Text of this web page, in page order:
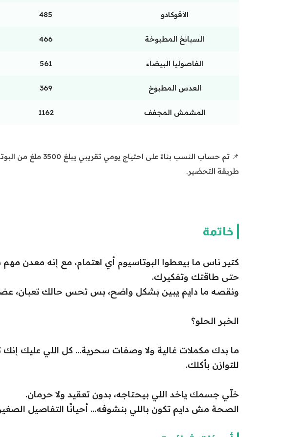
الأفوكادو 485
السبانخ المطبوخة 466
الفاصوليا البيضاء 561
العدس المطبوخ 369
المشمش المجفف 1162
📌 تم حساب النسب بناءً
طريقة التحضير.
خاتمة
كتير ناس ما بيعطوا البوتاسيوم أي اهتمام، مع إنه معدن
حتى طاقتك وتفكيرك.
ونقصه ما دايم يبين بشكل واضح، بس تحس حالك تعبان،
الخبر الحلو؟
ما بدك مكملات غالية ولا وصفات سحرية… كل اللي عليك
للتوازن بأكلك.
خلّي جسمك ياخد اللي بيحتاجه، بدون تعقيد ولا حرمان.
الصحة مش دايم تكون باللي بنشوفه… أحيانًا التفاصيل